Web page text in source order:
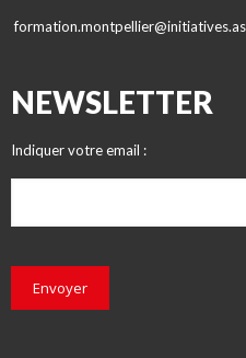
NEWSLETTER
Indiquer votre email :
Envoyer